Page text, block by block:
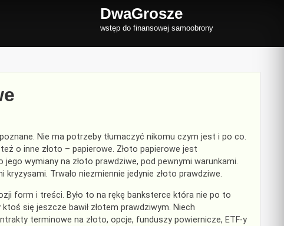
DwaGrosze
wstęp do finansowej samoobrony
Nie ma potrzeby tłumaczyć nikomu czym jest i po co.
o inne złoto – papierowe. Złoto papierowe jest
wymiany na złoto prawdziwe, pod pewnymi warunkami.
kryzysami. Trwało niezmiennie jedynie złoto prawdziwe.
form i treści. Było to na rękę banksterce która nie po to
się jeszcze bawił złotem prawdziwym. Niech
terminowe na złoto, opcje, funduszy powiernicze, ETF-y